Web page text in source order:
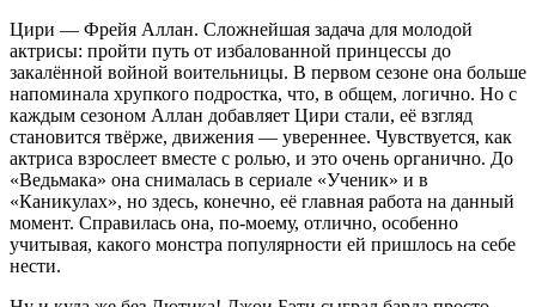
Цири — Фрейя Аллан. Сложнейшая задача для молодой
актрисы: пройти путь от избалованной принцессы до
закалённой войной воительницы. В первом сезоне она больше
напоминала хрупкого подростка, что, в общем, логично. Но с
каждым сезоном Аллан добавляет Цири стали, её взгляд
становится твёрже, движения — увереннее. Чувствуется, как
актриса взрослеет вместе с ролью, и это очень органично. До
«Ведьмака» она снималась в сериале «Ученик» и в
«Каникулах», но здесь, конечно, её главная работа на данный
момент. Справилась она, по-моему, отлично, особенно
учитывая, какого монстра популярности ей пришлось на себе
нести.